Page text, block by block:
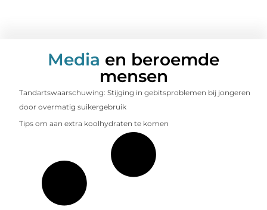
Media en beroemde
mensen
Tandartswaarschuwing: Stijging in gebitsproblemen bij jongeren
door overmatig suikergebruik
Tips om aan extra koolhydraten te komen